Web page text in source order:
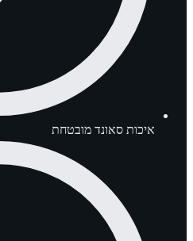
איכות סאונד מובטחת